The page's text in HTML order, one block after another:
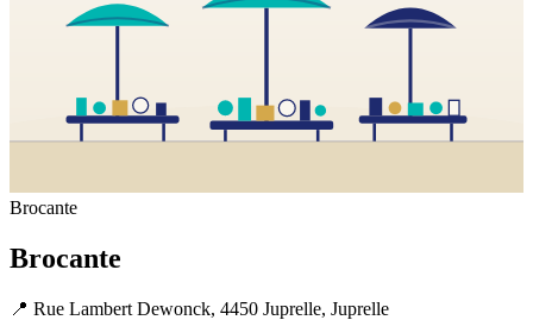
Brocante
Brocante
📍 Rue Lambert Dewonck, 4450 Juprelle, Juprelle